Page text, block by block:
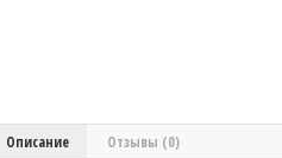
Описание Отзывы (0)